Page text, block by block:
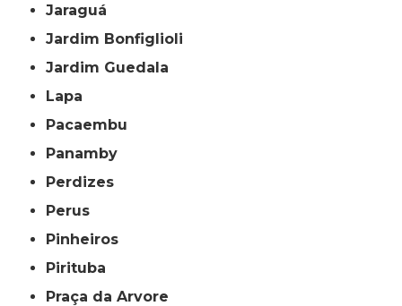
Jaraguá
Jardim Bonfiglioli
Jardim Guedala
Lapa
Pacaembu
Panamby
Perdizes
Perus
Pinheiros
Pirituba
Praça da Arvore